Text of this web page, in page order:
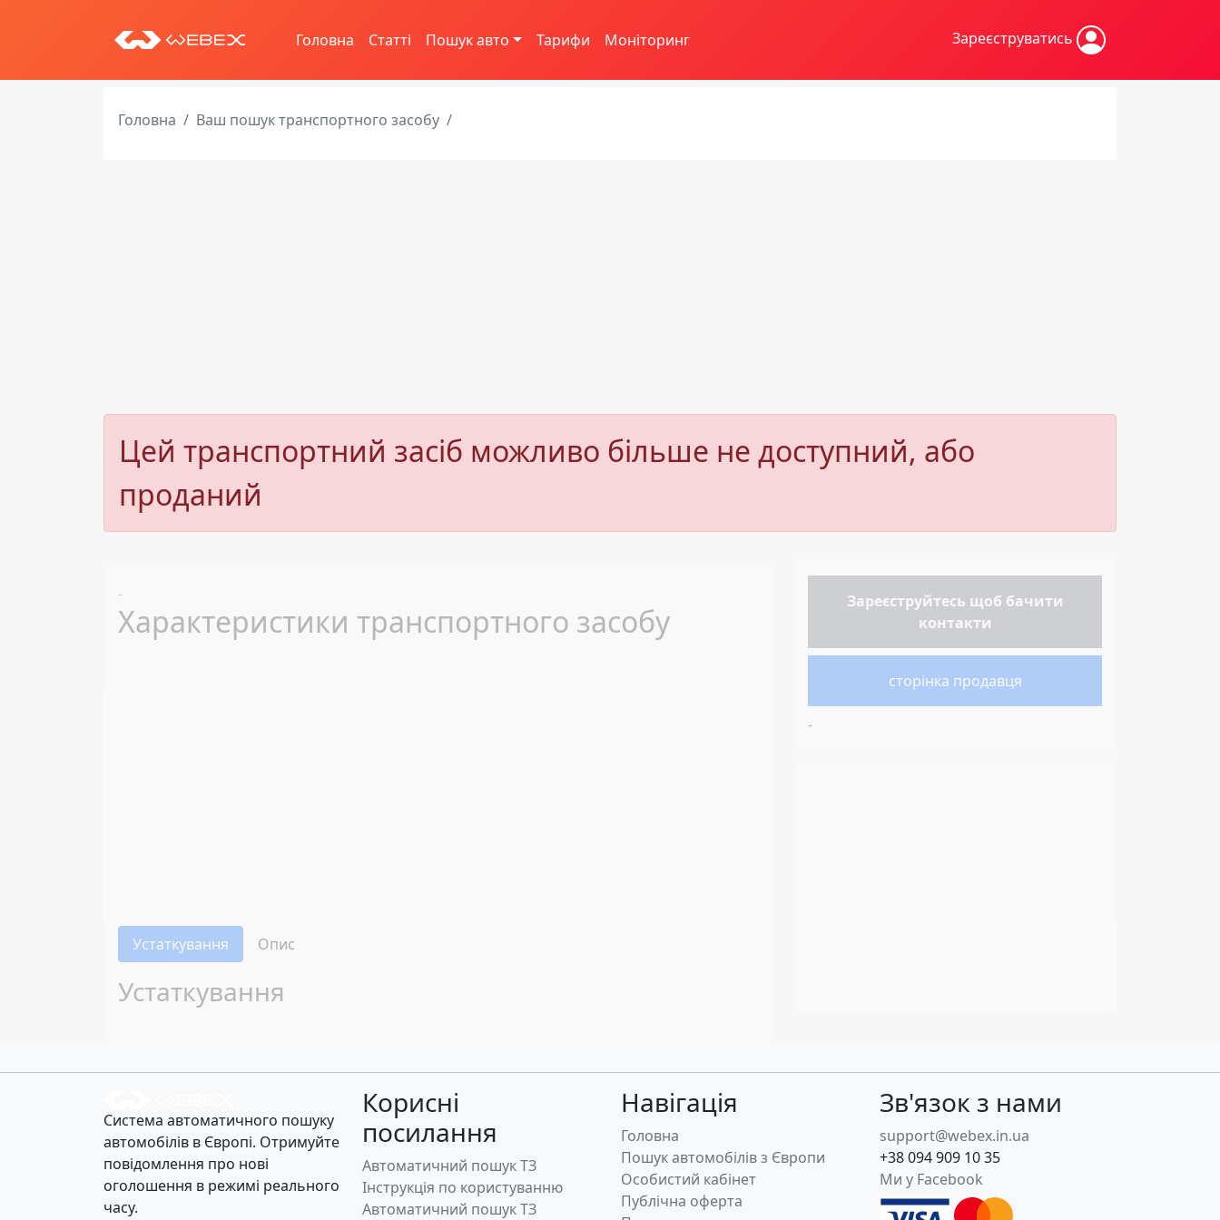
Головна Статті Пошук авто Тарифи Моніторинг Зареєструватись
Головна Ваш пошук транспортного засобу
Цей транспортний засіб можливо більше не доступний, або
проданий
-
Характеристики транспортного засобу
Устаткування Опис
Устаткування
Зареєструйтесь щоб бачити
контакти
сторінка продавця
-
Система автоматичного пошуку
автомобілів в Європі. Отримуйте
повідомлення про нові
оголошення в режимі реального
часу.
Корисні
посилання
Автоматичний пошук ТЗ
Інструкція по користуванню
Автоматичний пошук ТЗ
Навігація
Головна
Пошук автомобілів з Європи
Особистий кабінет
Публічна оферта
Зв'язок з нами
support@webex.in.ua
+38 094 909 10 35
Ми у Facebook